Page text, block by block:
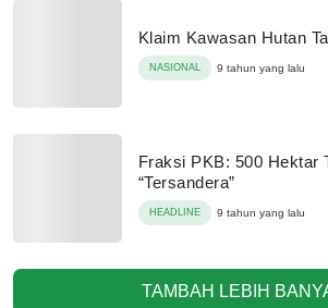
Klaim Kawasan Hutan
NASIONAL 9 tahun yang lalu
Fraksi PKB: 500 Hektar
“Tersandera”
HEADLINE 9 tahun yang lalu
TAMBAH LEBIH